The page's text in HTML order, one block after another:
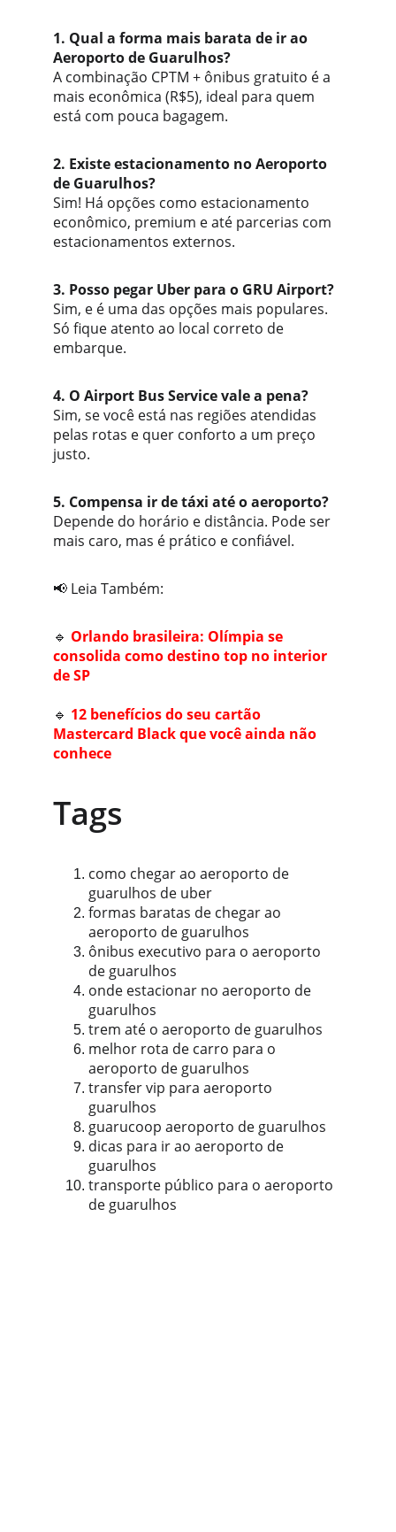
1. Qual a forma mais barata de ir ao
Aeroporto de Guarulhos?
A combinação CPTM + ônibus gratuito é a
mais econômica (R$5), ideal para quem
está com pouca bagagem.
2. Existe estacionamento no Aeroporto
de Guarulhos?
Sim! Há opções como estacionamento
econômico, premium e até parcerias com
estacionamentos externos.
3. Posso pegar Uber para o GRU Airport?
Sim, e é uma das opções mais populares.
Só fique atento ao local correto de
embarque.
4. O Airport Bus Service vale a pena?
Sim, se você está nas regiões atendidas
pelas rotas e quer conforto a um preço
justo.
5. Compensa ir de táxi até o aeroporto?
Depende do horário e distância. Pode ser
mais caro, mas é prático e confiável.
📢 Leia Também:
🔹 Orlando brasileira: Olímpia se
consolida como destino top no interior
de SP
🔹 12 benefícios do seu cartão
Mastercard Black que você ainda não
conhece
Tags
como chegar ao aeroporto de
guarulhos de uber
formas baratas de chegar ao
aeroporto de guarulhos
ônibus executivo para o aeroporto
de guarulhos
onde estacionar no aeroporto de
guarulhos
trem até o aeroporto de guarulhos
melhor rota de carro para o
aeroporto de guarulhos
transfer vip para aeroporto
guarulhos
guarucoop aeroporto de guarulhos
dicas para ir ao aeroporto de
guarulhos
transporte público para o aeroporto
de guarulhos